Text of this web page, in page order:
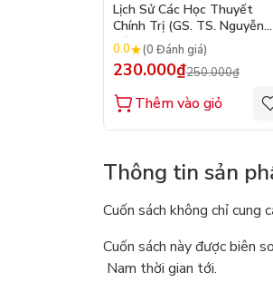
Lịch Sử Các Học Thuyết
Chính Trị (GS. TS. Nguyễn
Đăng Dung)
0.0 (0 Đánh giá)
230.000₫250.000₫
Thêm vào giỏ
Thông tin sản
Cuốn sách không chỉ
Cuốn sách này được biên
Nam thời gian tới.